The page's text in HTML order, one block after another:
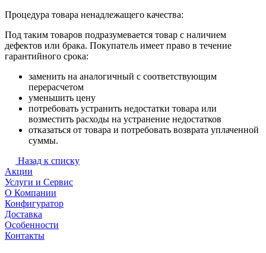
Процедура товара ненадлежащего качества:
Под таким товаров подразумевается товар с наличием
дефектов или брака. Покупатель имеет право в течение
гарантийного срока:
заменить на аналогичный с соответствующим
перерасчетом
уменьшить цену
потребовать устранить недостатки товара или
возместить расходы на устранение недостатков
отказаться от товара и потребовать возврата уплаченной
суммы.
Назад к списку
Акции
Услуги и Сервис
О Компании
Конфигуратор
Доставка
Особенности
Контакты